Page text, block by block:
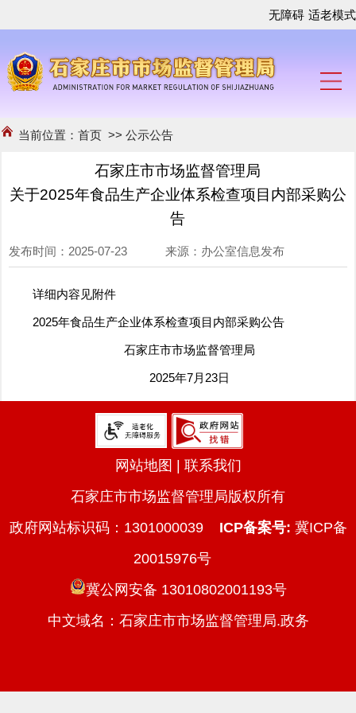
无障碍 适老模式
当前位置：首页 >>公示公告
石家庄市市场监督管理局
关于2025年食品生产企业体系检查项目内部采购公
告
发布时间：2025-07-23 来源：办公室信息发布
详细内容见附件
2025年食品生产企业体系检查项目内部采购公告
石家庄市市场监督管理局
2025年7月23日